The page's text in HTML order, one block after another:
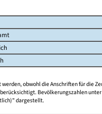
obwohl die Anschriften für die
Bevölkerungszahlen
dargestellt.